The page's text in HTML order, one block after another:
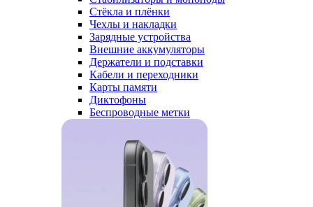
Стёкла и плёнки
Чехлы и накладки
Зарядные устройства
Внешние аккумуляторы
Держатели и подставки
Кабели и переходники
Карты памяти
Диктофоны
Беспроводные метки